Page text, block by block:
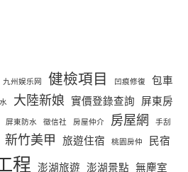
九州娱乐网 健檢項目 凹痕修復
包車
大陸新娘 實價登錄查詢 屏東房
屏東防水 徵信社 房屋仲介 房屋網
手刮
新竹美甲 旅遊住宿 桃園房仲
民宿
程 澎湖旅遊 澎湖景點 無塵室